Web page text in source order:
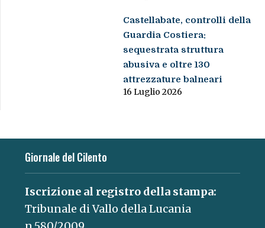
Castellabate, controlli della
Guardia Costiera:
sequestrata struttura
abusiva e oltre 130
attrezzature balneari
16 Luglio 2026
Giornale del Cilento
Iscrizione al registro della stampa:
Tribunale di Vallo della Lucania